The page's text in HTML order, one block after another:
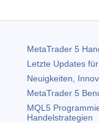
MetaTrader 5
Letzte Updates für
Neuigkeiten,
MetaTrader 5
MQL5
Handelstrategien